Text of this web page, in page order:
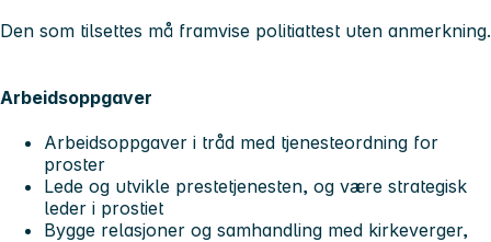
Den som tilsettes må framvise politiattest uten anmerkning.
Arbeidsoppgaver
Arbeidsoppgaver i tråd med tjenesteordning for
proster
Lede og utvikle prestetjenesten, og være strategisk
leder i prostiet
Bygge relasjoner og samhandling med kirkeverger,